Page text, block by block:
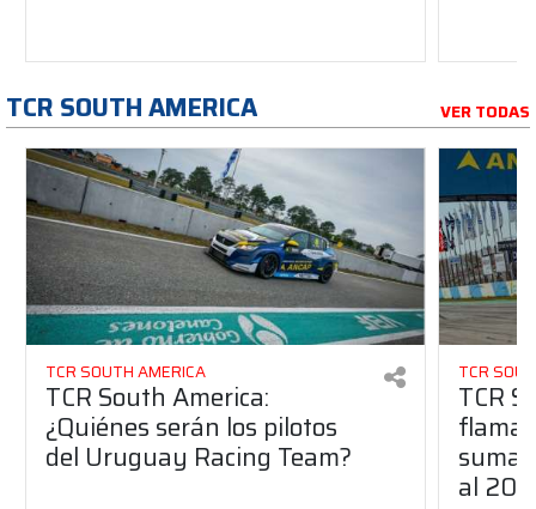
TCR SOUTH AMERICA VER TODAS
TCR SOUTH AMERICA
TCR South America:
¿Quiénes serán los pilotos
del Uruguay Racing Team?
TCR
TCR
suma
al